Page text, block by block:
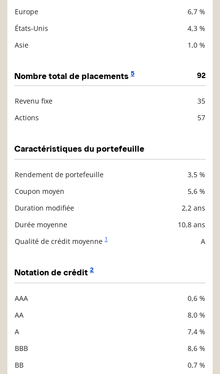
Europe
6,7 %
États-Unis
4,3 %
Asie
1,0 %
Nombre total de placements 5 92
Revenu fixe
35
Actions
57
Caractéristiques du portefeuille
Rendement de portefeuille
3,5 %
Coupon moyen
5,6 %
Duration modifiée
2,2 ans
Durée moyenne
10,8 ans
Qualité de crédit moyenne 1 A
Notation de crédit 2
AAA
0,6 %
AA
8,0 %
A
7,4 %
BBB
8,6 %
BB
0,7 %